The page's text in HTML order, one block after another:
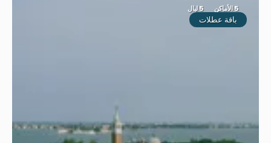
5 الأماكن 5 ليال
باقة عطلات